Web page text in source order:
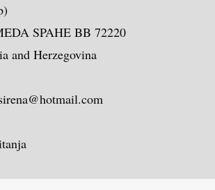
SPAHE BB 72220
and Herzegovina